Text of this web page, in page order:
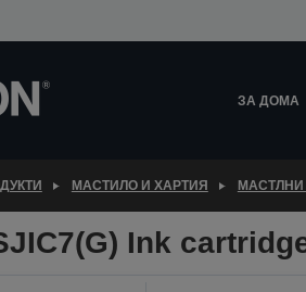
ЗА ДОМА
МАСТИЛО И ХАРТИЯ
Ink